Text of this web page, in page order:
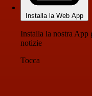
Installa la Web App
Installa la nostra App
notizie
Tocca